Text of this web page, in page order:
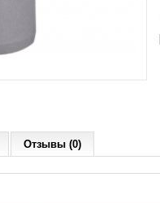
Отзывы (0)